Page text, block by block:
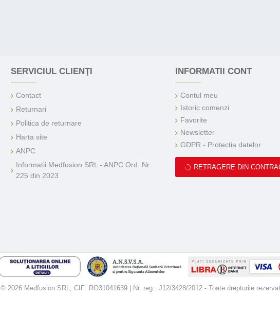
SERVICIUL CLIENŢI
Contact
Returnari
Politica de returnare
Harta site
ANPC
Informatii Medfusion SRL - ANPC Ord. Nr.
225 din 2023
INFORMATII CONT
Contul meu
Istoric comenzi
Favorite
Newsletter
GDPR - Protectia datelor
RETRAGERE DIN
© 2026 Medfusion SRL, CIF: RO31041639 | Nr. reg.: J12/3428/2012 - Toate drepturile